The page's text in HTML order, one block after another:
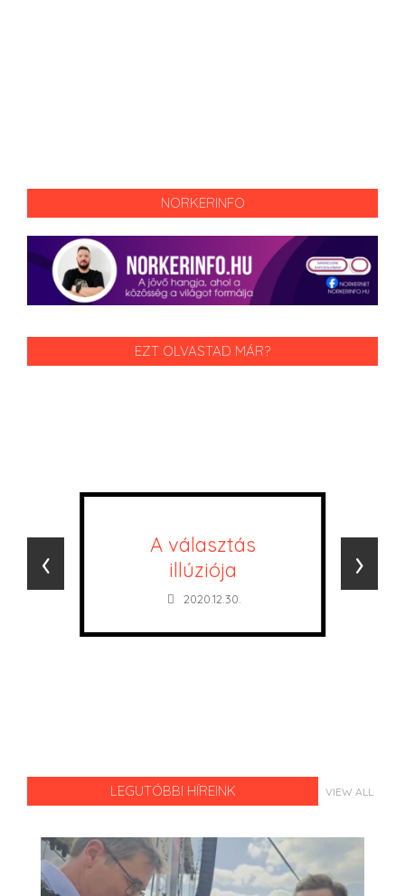
NORKERINFO
EZT OLVASTAD MÁR?
A választás
illúziója
2020.12.30.
‹ ›
LEGUTÓBBI HÍREINK VIEW ALL